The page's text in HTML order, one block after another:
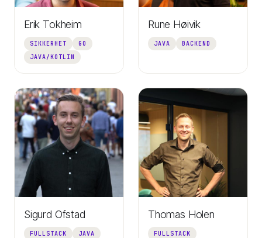
Erik Tokheim
SIKKERHET
GO
JAVA/KOTLIN
Rune Høivik
JAVA BACKEND
Sigurd Ofstad
FULLSTACK
JAVA
Thomas Holen
FULLSTACK